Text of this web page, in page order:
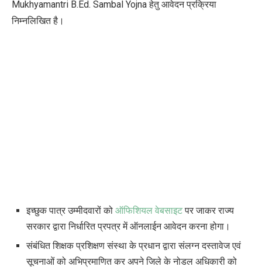
Mukhyamantri B.Ed. Sambal Yojnaहेतु आवेदन प्रक्रिया
निम्नलिखित है।
इच्छुक पात्र उम्मीदवारों को ऑफिशियल वेबसाइटपर जाकर राज्य
सरकार द्वारा निर्धारित प्रपत्र में ऑनलाईन आवेदन करना होगा।
संबंधित शिक्षक प्रशिक्षण संस्था के प्रधान द्वारा संलग्न दस्तावेज एवं
सूचनाओं को अभिप्रमाणित कर अपने जिले के नोडल अधिकारी को